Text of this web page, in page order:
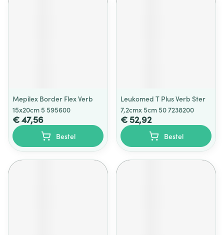
Mepilex Border Flex Verb
15x20cm 5 595600
€ 47,56
Bestel
Leukomed T Plus Verb Ster
7,2cmx 5cm 50 7238200
€ 52,92
Bestel